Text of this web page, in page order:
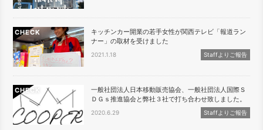
CHECK
キッチンカー開業の若手女性が関西テレビ「報道ラン
ナー」の取材を受けました
2021.1.18 Staffよりご報告
CHECK
一般社団法人日本移動販売協会、一般社団法人国際Ｓ
ＤＧｓ推進協会と弊社３社で打ち合わせ致しました。
2020.6.29 Staffよりご報告